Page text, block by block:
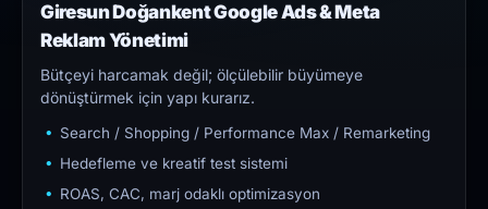
Giresun Doğankent Google Ads & Meta
Reklam Yönetimi
Bütçeyi harcamak değil; ölçülebilir büyümeye
dönüştürmek için yapı kurarız.
Search / Shopping / Performance Max / Remarketing
Hedefleme ve kreatif test sistemi
ROAS, CAC, marj odaklı optimizasyon